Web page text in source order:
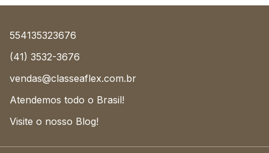
554135323676
(41) 3532-3676
vendas@classeaflex.com.br
Atendemos todo o Brasil!
Visite o nosso Blog!